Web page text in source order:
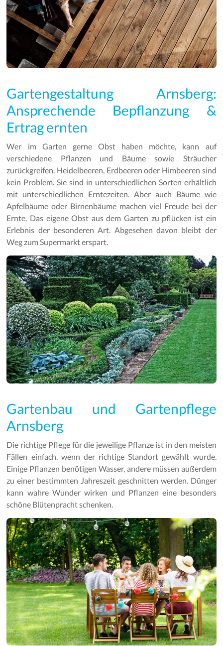
Gartengestaltung Arnsberg:
Ansprechende Bepflanzung &
Ertrag ernten
Wer im Garten gerne Obst haben möchte, kann auf
verschiedene Pflanzen und Bäume sowie Sträucher
zurückgreifen. Heidelbeeren, Erdbeeren oder Himbeeren sind
kein Problem. Sie sind in unterschiedlichen Sorten erhältlich
mit unterschiedlichen Erntezeiten. Aber auch Bäume wie
Apfelbäume oder Birnenbäume machen viel Freude bei der
Ernte. Das eigene Obst aus dem Garten zu pflücken ist ein
Erlebnis der besonderen Art. Abgesehen davon bleibt der
Weg zum Supermarkt erspart.
Gartenbau und Gartenpflege
Arnsberg
Die richtige Pflege für die jeweilige Pflanze ist in den meisten
Fällen einfach, wenn der richtige Standort gewählt wurde.
Einige Pflanzen benötigen Wasser, andere müssen außerdem
zu einer bestimmten Jahreszeit geschnitten werden. Dünger
kann wahre Wunder wirken und Pflanzen eine besonders
schöne Blütenpracht schenken.